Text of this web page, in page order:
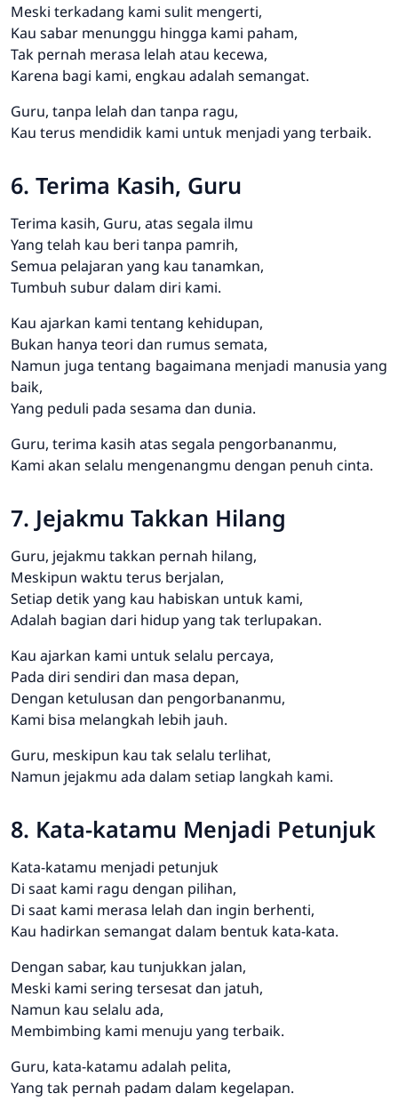
Meski terkadang kami sulit mengerti,
Kau sabar menunggu hingga kami paham,
Tak pernah merasa lelah atau kecewa,
Karena bagi kami, engkau adalah semangat.
Guru, tanpa lelah dan tanpa ragu,
Kau terus mendidik kami untuk menjadi yang terbaik.
6. Terima Kasih, Guru
Terima kasih, Guru, atas segala ilmu
Yang telah kau beri tanpa pamrih,
Semua pelajaran yang kau tanamkan,
Tumbuh subur dalam diri kami.
Kau ajarkan kami tentang kehidupan,
Bukan hanya teori dan rumus semata,
Namun juga tentang bagaimana menjadi manusia yang
baik,
Yang peduli pada sesama dan dunia.
Guru, terima kasih atas segala pengorbananmu,
Kami akan selalu mengenangmu dengan penuh cinta.
7. Jejakmu Takkan Hilang
Guru, jejakmu takkan pernah hilang,
Meskipun waktu terus berjalan,
Setiap detik yang kau habiskan untuk kami,
Adalah bagian dari hidup yang tak terlupakan.
Kau ajarkan kami untuk selalu percaya,
Pada diri sendiri dan masa depan,
Dengan ketulusan dan pengorbananmu,
Kami bisa melangkah lebih jauh.
Guru, meskipun kau tak selalu terlihat,
Namun jejakmu ada dalam setiap langkah kami.
8. Kata-katamu Menjadi Petunjuk
Kata-katamu menjadi petunjuk
Di saat kami ragu dengan pilihan,
Di saat kami merasa lelah dan ingin berhenti,
Kau hadirkan semangat dalam bentuk kata-kata.
Dengan sabar, kau tunjukkan jalan,
Meski kami sering tersesat dan jatuh,
Namun kau selalu ada,
Membimbing kami menuju yang terbaik.
Guru, kata-katamu adalah pelita,
Yang tak pernah padam dalam kegelapan.